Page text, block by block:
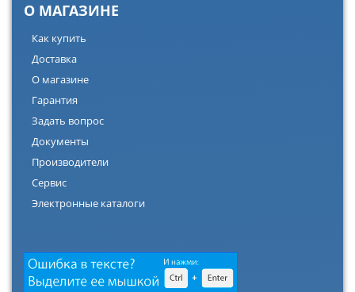
О МАГАЗИНЕ
Как купить
Доставка
О магазине
Гарантия
Задать вопрос
Документы
Производители
Сервис
Электронные каталоги